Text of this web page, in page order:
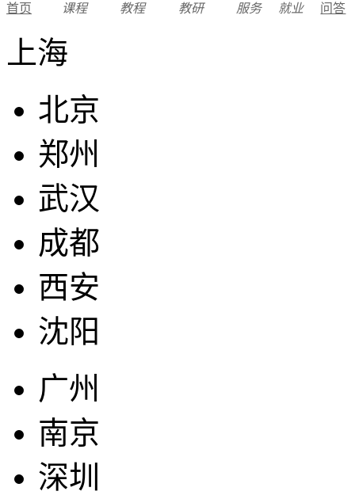
首页 课程 教程 教研 服务 就业 问答
上海
北京
郑州
武汉
成都
西安
沈阳
广州
南京
深圳